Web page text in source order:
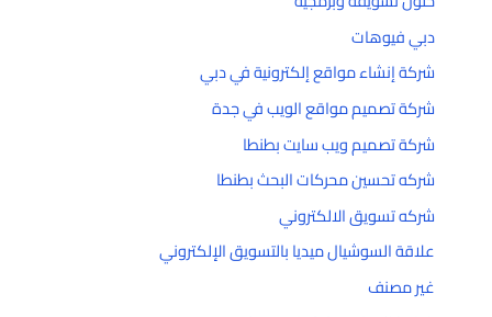
دبي فيوهات
شركة إنشاء مواقع إلكترونية في دبي
شركة تصميم مواقع الويب في جدة
شركة تصميم ويب سايت بطنطا
شركه تحسين محركات البحث بطنطا
شركه تسويق الالكتروني
علاقة السوشيال ميديا بالتسويق الإلكتروني
غير مصنف